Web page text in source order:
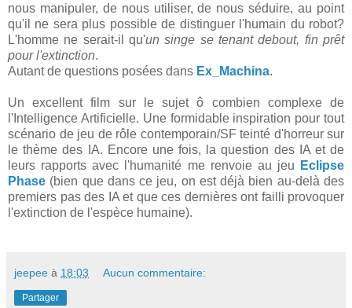
nous manipuler, de nous utiliser, de nous séduire, au point
qu'il ne sera plus possible de distinguer l'humain du robot?
L'homme ne serait-il qu'un singe se tenant debout, fin prêt
pour l'extinction.
Autant de questions posées dans Ex_Machina.
Un excellent film sur le sujet ô combien complexe de
l'Intelligence Artificielle. Une formidable inspiration pour tout
scénario de jeu de rôle contemporain/SF teinté d'horreur sur
le thème des IA. Encore une fois, la question des IA et de
leurs rapports avec l'humanité me renvoie au jeu
Eclipse
Phase (bien que dans ce jeu, on est déjà bien au-delà des
premiers pas des IA et que ces dernières ont failli provoquer
l'extinction de l'espèce humaine).
jeepee à 18:03 Aucun commentaire:
Partager